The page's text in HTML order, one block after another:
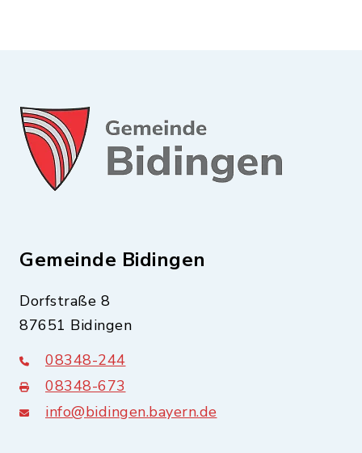
Gemeinde Bidingen
Dorfstraße 8
87651 Bidingen
08348-244
08348-673
info@bidingen.bayern.de